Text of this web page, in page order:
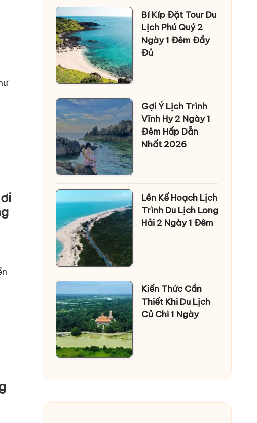
Bí Kíp Đặt Tour Du
Lịch Phú Quý 2
Ngày 1 Đêm Đầy
Đủ
Gợi Ý Lịch Trình
Vĩnh Hy 2 Ngày 1
Đêm Hấp Dẫn
Nhất 2026
Lên Kế Hoạch Lịch
Trình Du Lịch Long
Hải 2 Ngày 1 Đêm
Kiến Thức Cần
Thiết Khi Du Lịch
Củ Chi 1 Ngày